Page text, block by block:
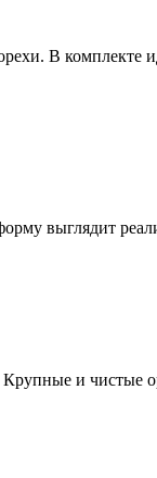
В комплекте
выглядит
и чистые